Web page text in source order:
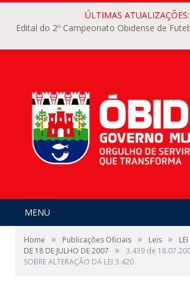
ÚLTIMAS ATUALIZAÇÕES:
Edital do 2º Campeonato Obidense de
MENU
Home » Publicações Oficiais » Leis »
DE 18 DE JULHO DE 2007
»
3.439 de
SOBRE ALTERAÇÃO DA LEI 3.420